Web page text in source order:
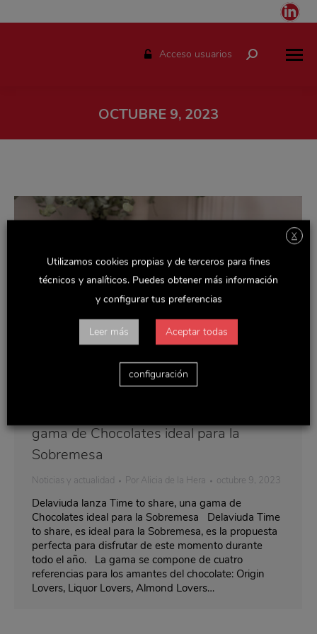
Acceso usuarios Buscar:
OCTUBRE 9, 2023
gama de Chocolates ideal para la
Sobremesa
Noticias y actualidad Por Alicia de la Hera octubre 9, 2023
Delaviuda lanza Time to share, una gama de
Chocolates ideal para la Sobremesa Delaviuda Time
to share, es ideal para la Sobremesa, es la propuesta
perfecta para disfrutar de este momento durante
todo el año. La gama se compone de cuatro
referencias para los amantes del chocolate: Origin
Lovers, Liquor Lovers, Almond Lovers…
X
Utilizamos cookies propias y de terceros para fines
técnicos y analíticos. Puedes obtener más información
y configurar tus preferencias
Leer más Aceptar todas
configuración